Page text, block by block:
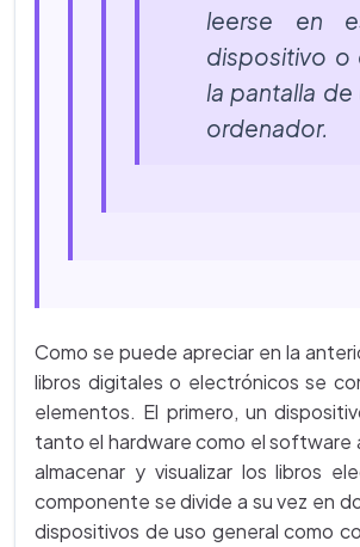
leerse en
dispositivo o
la pantalla de
ordenador.
Como se puede apreciar en la
libros digitales o electrónicos se
elementos. El primero, un
tanto el hardware como el software
almacenar y visualizar los libros
componente se divide a su vez en
dispositivos de uso general como